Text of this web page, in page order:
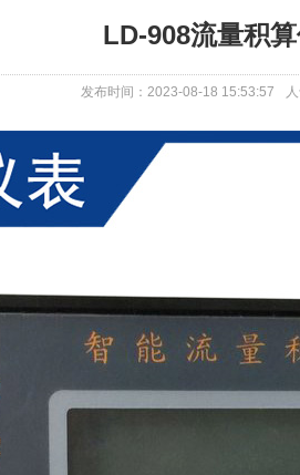
LD-908流量积
发布时间：2023-08-18 15:53:57